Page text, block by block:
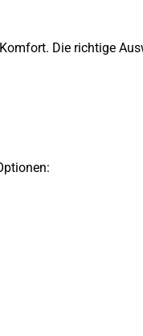
Die richtige